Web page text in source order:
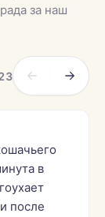
за наш
в
после